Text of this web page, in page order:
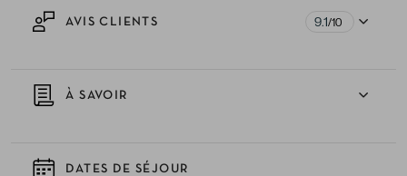
AVIS CLIENTS 9.1/10
À SAVOIR
DATES DE SÉJOUR